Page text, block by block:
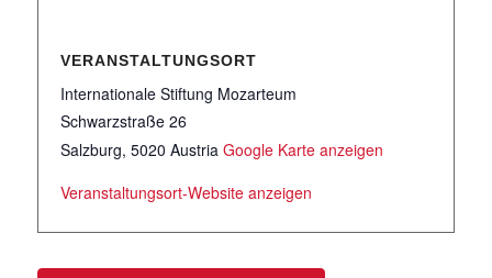
VERANSTALTUNGSORT
Internationale Stiftung Mozarteum
Schwarzstraße 26
Salzburg, 5020 Austria Google Karte anzeigen
Veranstaltungsort-Website anzeigen